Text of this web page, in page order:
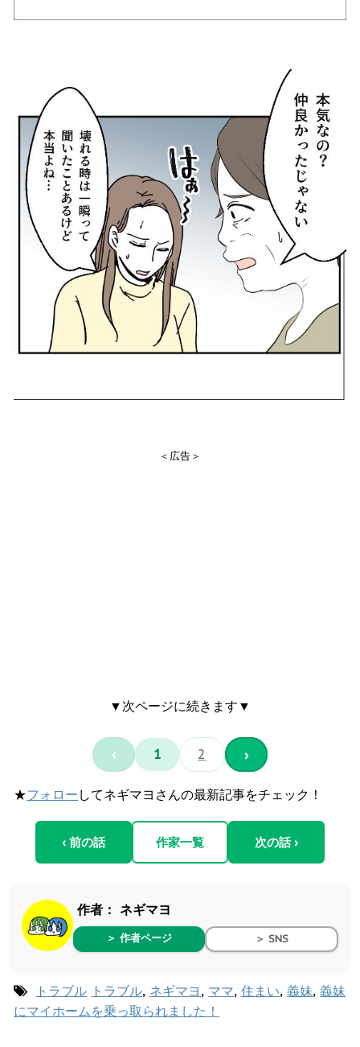
＜広告＞
▼次ページに続きます▼
‹ 1 2 ›
★フォロー してネギマヨさんの最新記事をチェック！
‹ 前の話 作家一覧 次の話 ›
作者： ネギマヨ
＞ 作者ページ ＞ SNS
トラブル トラブル, ネギマヨ , ママ, 住まい, 義妹, 義妹
にマイホームを乗っ取られました！